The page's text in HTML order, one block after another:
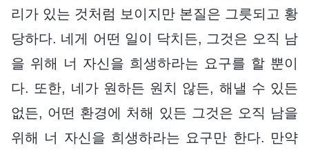
리가 있는 것처럼 보이지만 본질은 그릇되고 황
당하다. 네게 어떤 일이 닥치든, 그것은 오직 남
을 위해 너 자신을 희생하라는 요구를 할 뿐이
다. 또한, 네가 원하든 원치 않든, 해낼 수 있든
없든, 어떤 환경에 처해 있든 그것은 오직 남을
위해 너 자신을 희생하라는 요구만 한다. 만약